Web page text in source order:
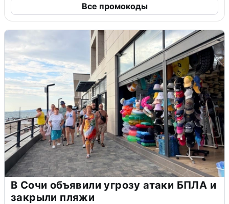
Все промокоды
В Сочи объявили угрозу атаки БПЛА и
закрыли пляжи